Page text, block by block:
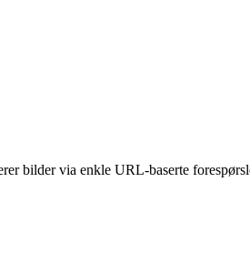
bilder via enkle URL-baserte